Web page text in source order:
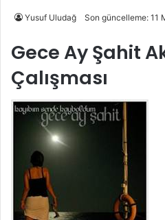
Yusuf Uludağ Son güncelleme: 11
Gece Ay Şahit
Çalışması